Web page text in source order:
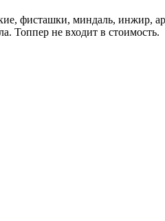
фисташки, миндаль, инжир,
Топпер не входит в стоимость.